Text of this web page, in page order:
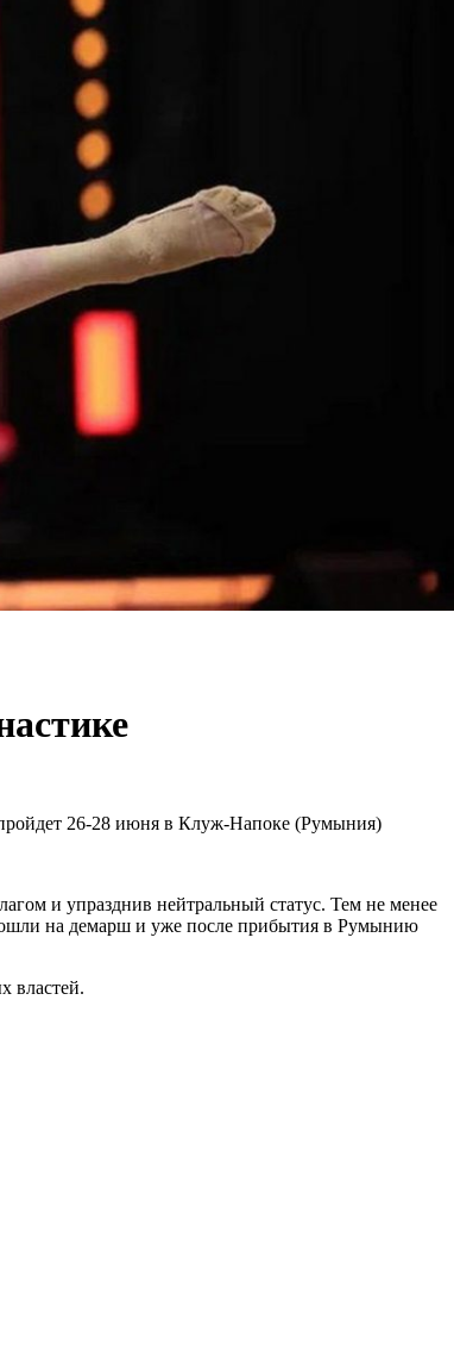
пройдет 26-28 июня в Клуж-Напоке (Румыния)
и упразднив нейтральный статус. Тем не менее
на демарш и уже после прибытия в Румынию
властей.